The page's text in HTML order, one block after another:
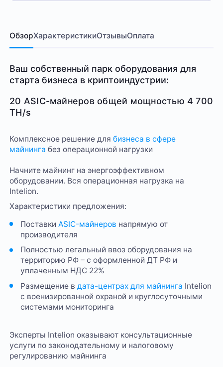
ОбзорХарактеристикиОтзывыОплата
Ваш собственный парк оборудования для
старта бизнеса в криптоиндустрии:
20 ASIC-майнеров общей мощностью 4 700
TH/s
Комплексное решение длябизнеса в сфере
майнинга без операционной нагрузки
Начните майнинг на энергоэффективном
оборудовании. Вся операционная нагрузка на
Intelion.
Характеристики предложения:
Поставки ASIC-майнеров напрямую от
производителя
Полностью легальный ввоз оборудования на
территорию РФ – с оформленной ДТ РФ и
уплаченным НДС 22%
Размещение в дата-центрах для майнинга Intelion
с военизированной охраной и круглосуточными
системами мониторинга
Эксперты Intelion оказывают консультационные
услуги по законодательному и налоговому
регулированию майнинга